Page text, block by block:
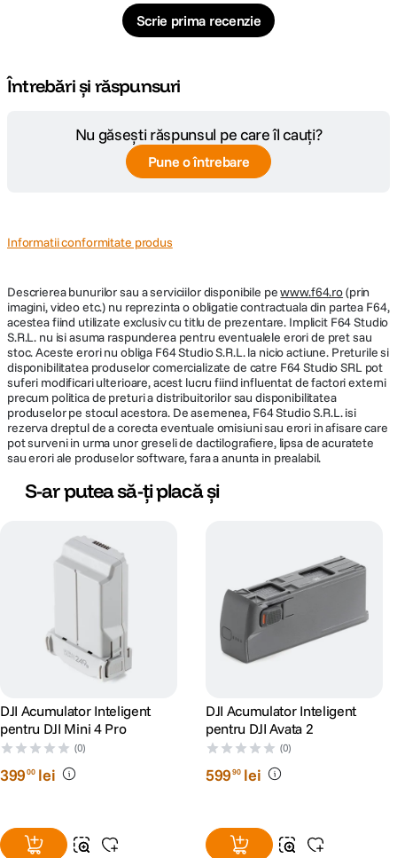
Scrie prima recenzie
Întrebări și răspunsuri
Nu găsești răspunsul pe care îl cauți?
Pune o întrebare
Informatii conformitate produs
Descrierea bunurilor sau a serviciilor disponibile pewww.f64.ro(prin
imagini, video etc.) nu reprezinta o obligatie contractuala din partea F64,
acestea fiind utilizate exclusiv cu titlu de prezentare. Implicit F64 Studio
S.R.L. nu isi asuma raspunderea pentru eventualele erori de pret sau
stoc. Aceste erori nu obliga F64 Studio S.R.L. la nicio actiune. Preturile si
disponibilitatea produselor comercializate de catre F64 Studio SRL pot
suferi modificari ulterioare, acest lucru fiind influentat de factori externi
precum politica de preturi a distribuitorilor sau disponibilitatea
produselor pe stocul acestora. De asemenea, F64 Studio S.R.L. isi
rezerva dreptul de a corecta eventuale omisiuni sau erori in afisare care
pot surveni in urma unor greseli de dactilografiere, lipsa de acuratete
sau erori ale produselor software, fara a anunta in prealabil.
S-ar putea să-ți placă și
DJI Acumulator Inteligent
pentru DJI Mini 4 Pro
(0)
39900 lei
DJI Acumulator Inteligent
pentru DJI Avata 2
(0)
59990 lei